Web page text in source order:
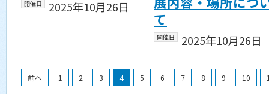
開催日 2025年10月26日
て
開催日 2025年10月26日
前へ 1 2 3 4 5 6 7 8 9 10